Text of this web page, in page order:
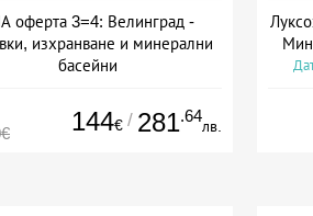
оферта 3=4: Велинград -
изхранване и минерални
басейни
144€ / 281.64
лв.